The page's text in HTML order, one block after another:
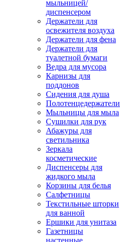
мыльницей/
диспенсером
Держатели для
освежителя воздуха
Держатели для фена
Держатели для
туалетной бумаги
Ведра для мусора
Карнизы для
поддонов
Сидения для душа
Полотенцедержатели
Мыльницы для мыла
Сушилки для рук
Абажуры для
светильника
Зеркала
косметические
Диспенсеры для
жидкого мыла
Корзины для белья
Салфетницы
Текстильные шторки
для ванной
Ершики для унитаза
Газетницы
настенные